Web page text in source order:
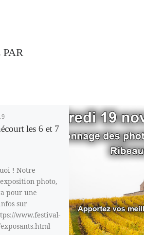
PAR
les 6 et 7
! Notre
photo,
pour une
sur
www.festival-